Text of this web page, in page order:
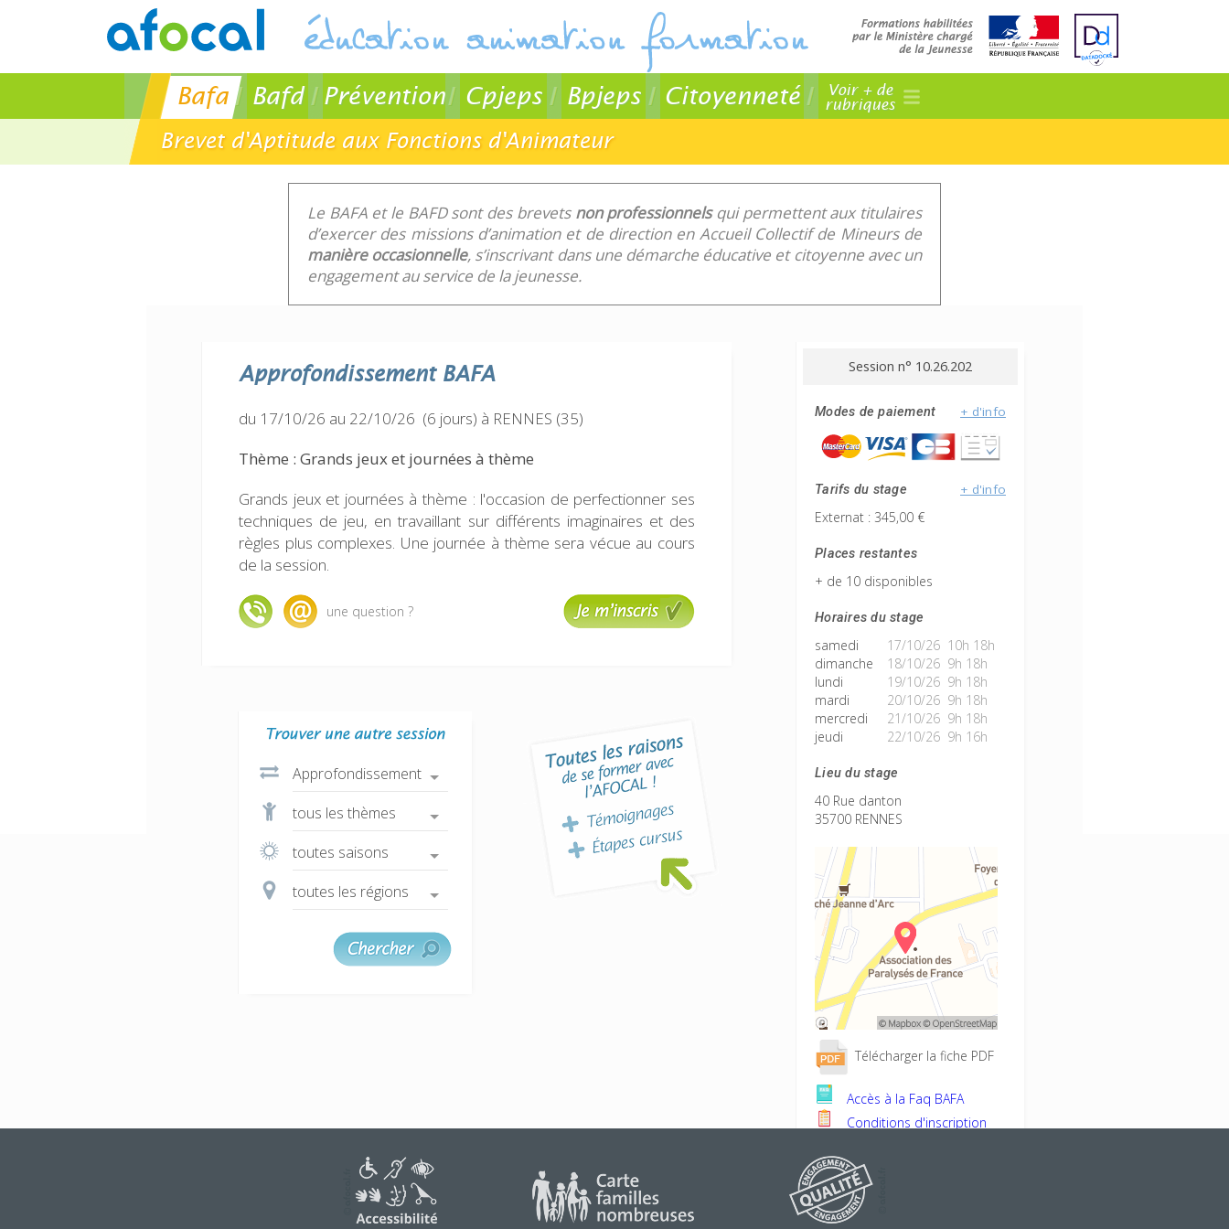
Bafa Bafd Prévention Cpjeps Bpjeps Citoyenneté
Voir + de
rubriques
Brevet d'Aptitude aux Fonctions d'Animateur
Le BAFA et le BAFD sont des brevets non professionnelsqui permettent aux titulaires
d’exercer des missions d’animation et de direction en Accueil Collectif de Mineurs de
manière occasionnelle, s’inscrivant dans une démarche éducative et citoyenne avec un
engagement au service de la jeunesse.
ApprofondissementBAFA
du 17/10/26 au 22/10/26 (6 jours) à RENNES (35)
Thème : Grands jeux et journées à thème
Grands jeux et journées à thème : l'occasion de perfectionner ses
techniques de jeu, en travaillant sur différents imaginaires et des
règles plus complexes. Une journée à thème sera vécue au cours
de la session.
une question ?
Session n° 10.26.202
Modes de paiement + d'info
Tarifs du stage + d'info
Externat : 345,00 €
Places restantes
+ de 10 disponibles
Horaires du stage
samedi
17/10/26 10h 18h
dimanche
18/10/26 9h 18h
lundi
19/10/26 9h 18h
mardi
20/10/26 9h 18h
mercredi
21/10/26 9h 18h
jeudi
22/10/26 9h 16h
Lieu du stage
40 Rue danton
35700 RENNES
Télécharger la fiche PDF
Accès à la Faq BAFA
Conditions d'inscription